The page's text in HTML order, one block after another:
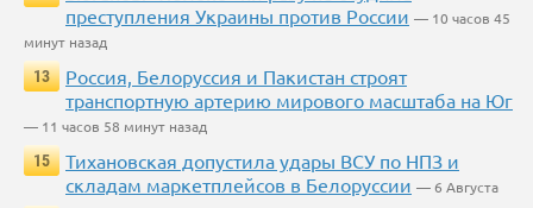
преступления Украины против России — 10 часов 45
минут назад
13
Россия, Белоруссия и Пакистан строят
транспортную артерию мирового масштаба на Юг
— 11 часов 58 минут назад
15
Тихановская допустила удары ВСУ по НПЗ и
складам маркетплейсов в Белоруссии — 6 Августа